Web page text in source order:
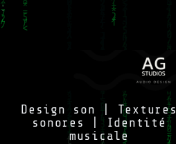
Aller
Design son | Textures
sonores | Identité
musicale